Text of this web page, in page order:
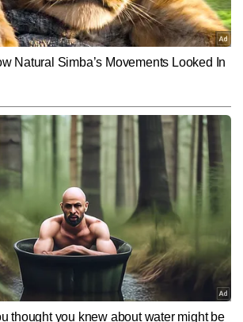
एक्सप्लेनर्स शामिल हैं।
to our daily Newsletter!
SUBMIT